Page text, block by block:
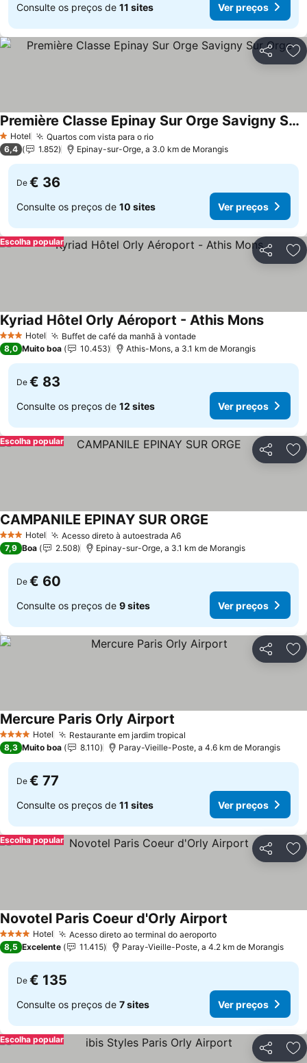
Consulte os preços de 11 sites Ver preços
Partilhar
1 Estrelas
Hotel Quartos com vista para o rio
Première Classe Epinay Sur Orge Savigny Sur Orge
6,4 1.852 Epinay-sur-Orge, a 3.0 km de Morangis
De € 36
Consulte os preços de 10 sites Ver preços
Partilhar
Escolha popular
3 EstrelasHotel Buffet de café da manhã à vontade
Kyriad Hôtel Orly Aéroport - Athis Mons
8,0 Muito boa 10.453 Athis-Mons, a 3.1 km de Morangis
De € 83
Consulte os preços de 12 sites Ver preços
Partilhar
Escolha popular
3 EstrelasHotel Acesso direto à autoestrada A6
CAMPANILE EPINAY SUR ORGE
7,9 Boa 2.508 Epinay-sur-Orge, a 3.1 km de Morangis
De € 60
Consulte os preços de 9 sites Ver preços
Partilhar
4 EstrelasHotel Restaurante em jardim tropical
Mercure Paris Orly Airport
8,3 Muito boa 8.110 Paray-Vieille-Poste, a 4.6 km de Morangis
De € 77
Consulte os preços de 11 sites Ver preços
Partilhar
Escolha popular
4 EstrelasHotel Acesso direto ao terminal do aeroporto
Novotel Paris Coeur d'Orly Airport
8,5 Excelente 11.415 Paray-Vieille-Poste, a 4.2 km de Morangis
De € 135
Consulte os preços de 7 sites Ver preços
Partilhar
Escolha popular